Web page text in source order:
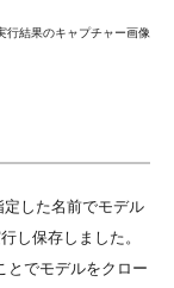
行結果のキャプチャー画像
した名前でモデル
し保存しました。
とでモデルをクロー